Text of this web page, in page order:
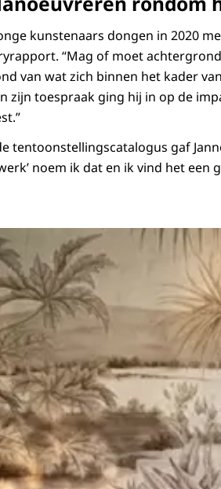
kunstenaars dongen in 2020
“Mag of moet
van wat zich binnen het kader
zijn toespraak ging hij in op de
tentoonstellingscatalogus gaf
noem ik dat en ik vind het
videobelt via tablet